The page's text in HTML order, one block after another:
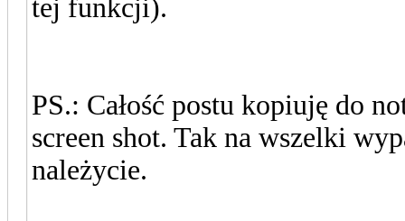
tej funkcji).
PS.: Całość postu kopiuję do
screen shot. Tak na wszelki
należycie.